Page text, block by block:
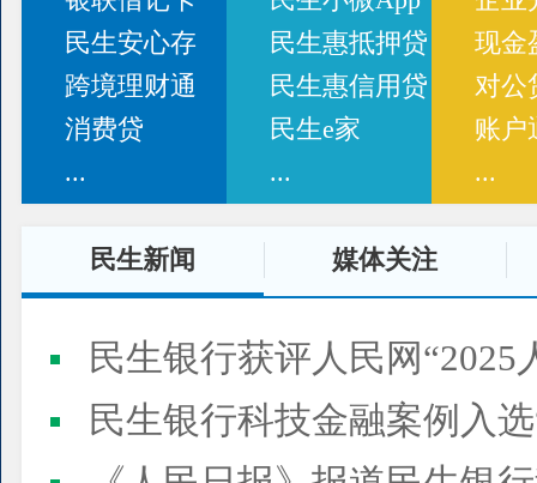
民生安心存
跨境理财通
消费贷
...
民生惠抵押贷
民生惠信用贷
民生e家
...
现金
对公
账户
...
民生新闻 媒体关注
民生银行获评人民网“2025
民生银行科技金融案例入选“2025人民